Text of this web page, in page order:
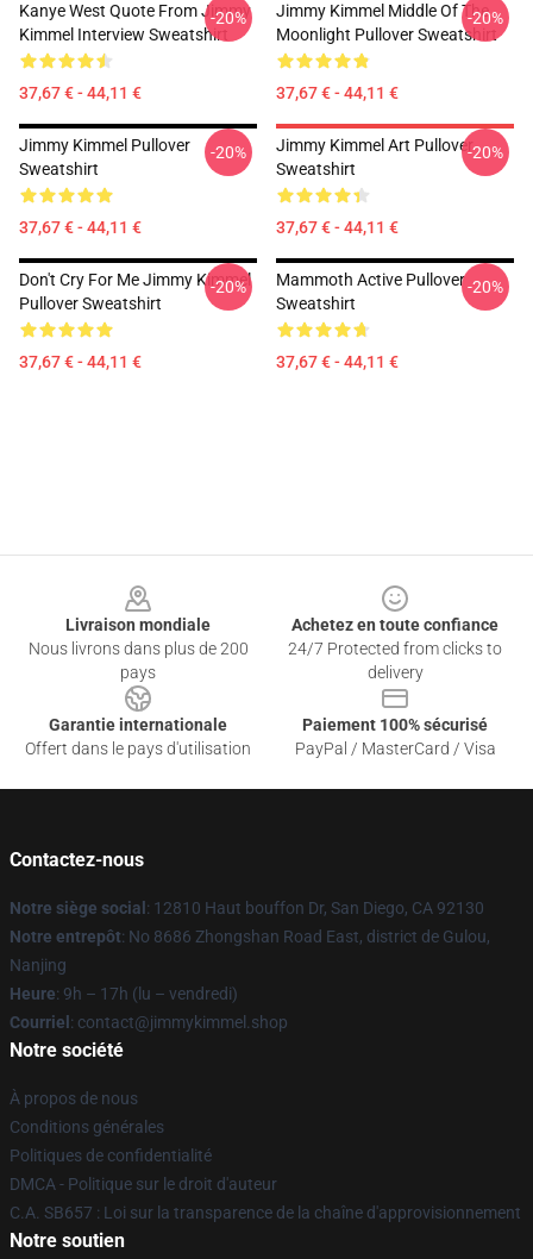
Kanye West Quote From Jimmy
Kimmel Interview Sweatshirt
37,67 € - 44,11 €
-20%
Jimmy Kimmel Middle Of The
Moonlight Pullover Sweatshirt
37,67 € - 44,11 €
-20%
Jimmy Kimmel Pullover
Sweatshirt
37,67 € - 44,11 €
-20%
Jimmy Kimmel Art Pullover
Sweatshirt
37,67 € - 44,11 €
-20%
Don't Cry For Me Jimmy Kimmel
Pullover Sweatshirt
37,67 € - 44,11 €
-20%
Mammoth Active Pullover
Sweatshirt
37,67 € - 44,11 €
-20%
Livraison mondiale
Nous livrons dans plus de 200
pays
Achetez en toute confiance
24/7 Protected from clicks to
delivery
Garantie internationale
Offert dans le pays d'utilisation
Paiement 100% sécurisé
PayPal / MasterCard / Visa
Contactez-nous
Notre siège social : 12810 Haut bouffon Dr, San Diego, CA 92130
Notre entrepôt: No 8686 Zhongshan Road East, district de Gulou,
Nanjing
Heure: 9h – 17h (lu – vendredi)
Courriel : contact@jimmykimmel.shop
Notre société
À propos de nous
Conditions générales
Politiques de confidentialité
DMCA - Politique sur le droit d'auteur
C.A. SB657 : Loi sur la transparence de la chaîne d'approvisionnement
Notre soutien